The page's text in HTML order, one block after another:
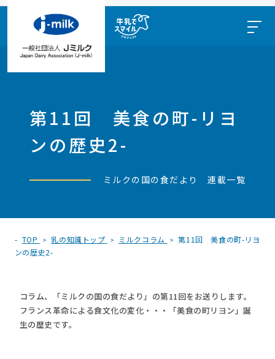
第11回 美食の町-リヨ
ンの歴史2-
ミルクの国の食だより 連載一覧
TOP 乳の知識トップ ミルクコラム
第11回 美食の町-リヨ
ンの歴史2-
コラム、「ミルクの国の食だより」の第11回をお送りします。
フランス革命による食文化の変化・・・「美食の町リヨン」誕
生の歴史です。